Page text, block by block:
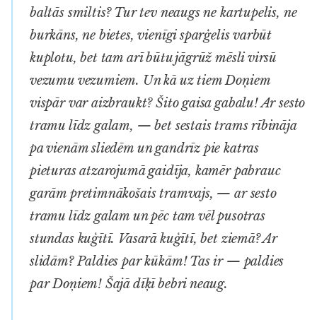
baltās smiltis? Tur tev neaugs ne kartupelis, ne
burkāns, ne bietes, vienīgi sparģelis varbūt
kuplotu, bet tam arī būtu jāgrūž mēsli virsū
vezumu vezumiem. Un kā uz tiem Doņiem
vispār var aizbraukt? Šito gaisa gabalu! Ar sesto
tramu līdz galam, — bet sestais trams rībināja
pa vienām sliedēm un gandrīz pie katras
pieturas atzarojumā gaidīja, kamēr pabrauc
garām pretimnākošais tramvajs, — ar sesto
tramu līdz galam un pēc tam vēl pusotras
stundas kuģītī. Vasarā kuģītī, bet ziemā? Ar
slidām? Paldies par kūkām! Tas ir — paldies
par Doņiem! Šajā dīķī bebri neaug.